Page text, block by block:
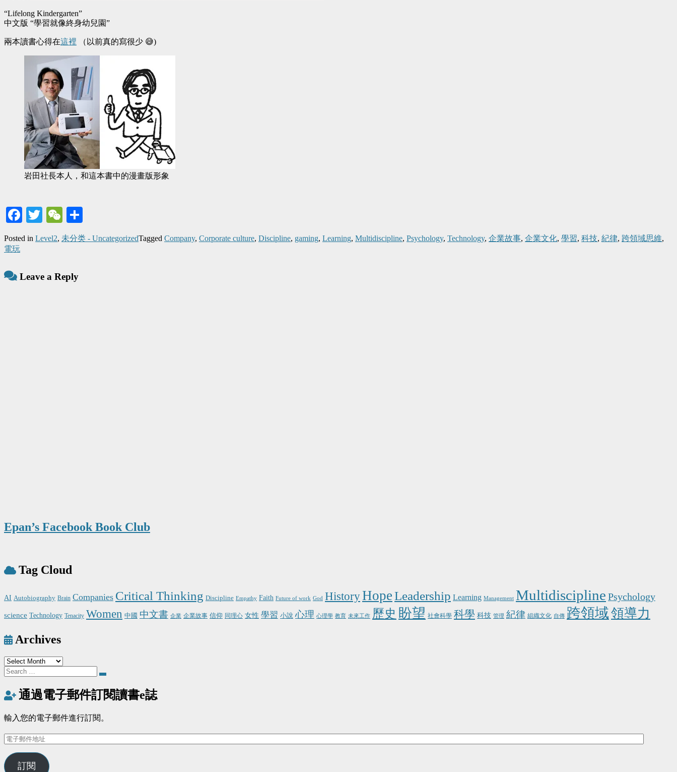
“Lifelong Kindergarten”
中文版 “學習就像終身幼兒園”
兩本讀書心得在這裡 （以前真的寫很少 😅)
岩田社長本人，和這本書中的漫畫版形象
Facebook
TwitterWeChat
Posted in Level2, 未分类 - UncategorizedTagged Company, Corporate culture, Discipline, gaming, Learning, Multidiscipline, Psychology, Technology, 企業故事, 企業文化, 學習, 科技, 紀律, 跨領域思維,
電玩
Leave a Reply
Epan’s Facebook Book Club
Tag Cloud
AI Autobiography Brain Companies Critical Thinking Discipline Empathy Faith Future of work God HistoryHopeLeadership Learning Management Multidiscipline Psychology
science Technology Tenacity Women 中國 中文書 企業 企業故事 信仰 同理心 女性 學習 小說 心理 心理學 教育 未來工作 歷史 盼望 社會科學 科學 科技 管理 紀律 組織文化 自傳 跨領域領導力
Archives
Archives
Search
for:
Search
通過電子郵件訂閱讀書e誌
輸入您的電子郵件進行訂閱。
電
郵
件
訂閱